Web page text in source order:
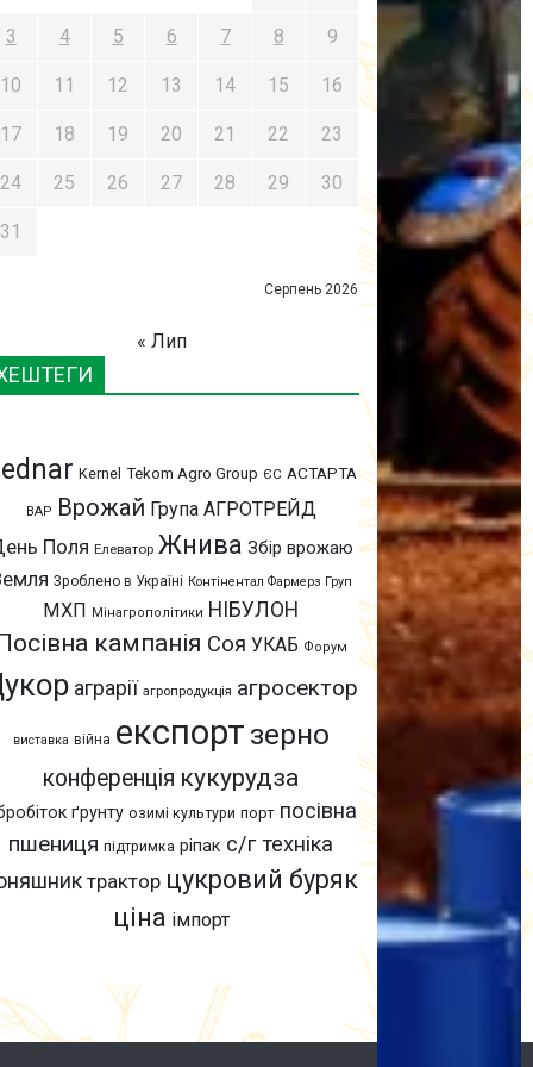
Серпень 2026
3 4 5 6 7 8 9
10 11 12 13 14 15 16
17 18 19 20 21 22 23
24 25 26 27 28 29 30
31
« Лип
Kernel Tekom Agro Group ЄС АСТАРТА
ВАР Врожай Група АГРОТРЕЙД
Поля Елеватор Жнива Збір врожаю
Зроблено в Україні Контінентал Фармерз Груп
МХП Мінагрополітики НІБУЛОН
кампанія Соя УКАБ Форум
аграрії агропродукція агросектор
виставка війна експорт зерно
конференція кукурудза
ґрунту озимі культури порт посівна
пшениця підтримка ріпак с/г техніка
трактор цукровий буряк
ціна імпорт